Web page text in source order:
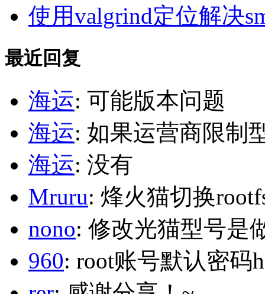
使用valgrind定位解决
最近回复
海运: 可能版本问题
海运: 如果运营商限制
海运: 没有
Mruru: 烽火猫切换
nono: 修改光猫型号是
960: root账号默认密码